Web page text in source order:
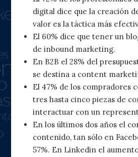
digital dice que la creación
valor es la táctica más
El 60% dice que tener un
de inbound marketing.
En B2B el 28% del
se destina a content
El 47% de los compradores
tres hasta cinco piezas de
interactuar con un
En los últimos dos años el
contenido, tan sólo en
57%. En Linkedin el